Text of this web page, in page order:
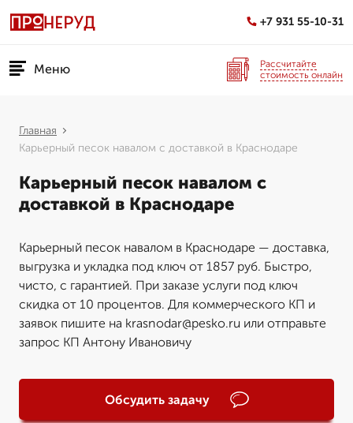
+7 931 55-10-31
Меню
Рассчитайте
стоимость онлайн
Главная
Карьерный песок навалом с доставкой в Краснодаре
Карьерный песок навалом с
доставкой в Краснодаре
Карьерный песок навалом в Краснодаре — доставка,
выгрузка и укладка под ключ от 1857 руб. Быстро,
чисто, с гарантией. При заказе услуги под ключ
скидка от 10 процентов. Для коммерческого КП и
заявок пишите на krasnodar@pesko.ru или отправьте
запрос КП Антону Ивановичу
Обсудить задачу